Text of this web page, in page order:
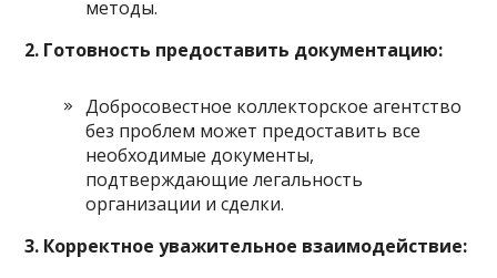
методы.
2. Готовность предоставить документацию:
Добросовестное коллекторское агентство
без проблем может предоставить все
необходимые документы,
подтверждающие легальность
организации и сделки.
3. Корректное уважительное взаимодействие: